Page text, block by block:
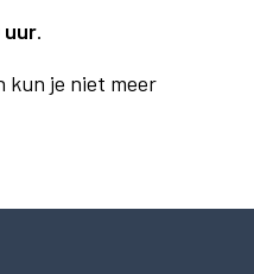
uur.
kun je niet meer